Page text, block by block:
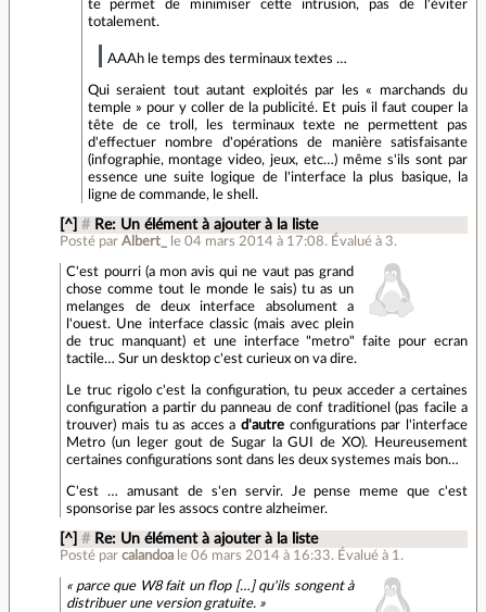
te permet de minimiser cette intrusion, pas de l'éviter
totalement.
AAAh le temps des terminaux textes …
Qui seraient tout autant exploités par les « marchands du
temple » pour y coller de la publicité. Et puis il faut couper la
tête de ce troll, les terminaux texte ne permettent pas
d'effectuer nombre d'opérations de manière satisfaisante
(infographie, montage video, jeux, etc…) même s'ils sont par
essence une suite logique de l'interface la plus basique, la
ligne de commande, le shell.
[^] # Re: Un élément à ajouter à la liste
Posté parAlbert_ le 04 mars 2014 à 17:08. Évalué à 3.
C'est pourri (a mon avis qui ne vaut pas grand
chose comme tout le monde le sais) tu as un
melanges de deux interface absolument a
l'ouest. Une interface classic (mais avec plein
de truc manquant) et une interface "metro" faite pour ecran
tactile… Sur un desktop c'est curieux on va dire.
Le truc rigolo c'est la configuration, tu peux acceder a certaines
configuration a partir du panneau de conf traditionel (pas facile a
trouver) mais tu as acces ad'autre configurations par l'interface
Metro (un leger gout de Sugar la GUI de XO). Heureusement
certaines configurations sont dans les deux systemes mais bon…
C'est … amusant de s'en servir. Je pense meme que c'est
sponsorise par les assocs contre alzheimer.
[^] # Re: Un élément à ajouter à la liste
Posté parcalandoa le 06 mars 2014 à 16:33. Évalué à 1.
« parce que W8 fait un flop […] qu'ils songent à
distribuer une version gratuite. »